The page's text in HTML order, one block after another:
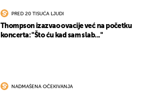
PRED 20 TISUĆA LJUDI
Thompson izazvao ovacije već na početku
koncerta: "Što ću kad sam slab..."
NADMAŠENA OČEKIVANJA